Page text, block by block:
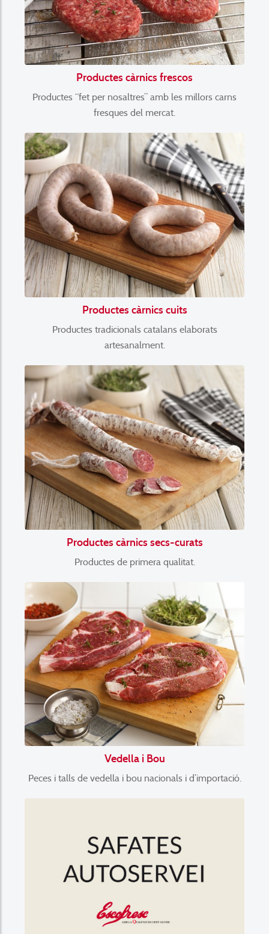
Productes càrnics frescos
Productes “fet per nosaltres” amb les millors carns
fresques del mercat.
Productes càrnics cuits
Productes tradicionals catalans elaborats
artesanalment.
Productes càrnics secs-curats
Productes de primera qualitat.
Vedella i Bou
Peces i talls de vedella i bou nacionals i d’importació.